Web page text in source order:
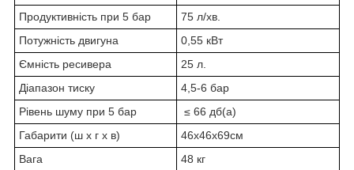
Продуктивність при 5 бар
75 л/хв.
Потужність двигуна
0,55 кВт
Ємність ресивера
25 л.
Діапазон тиску
4,5-6 бар
Рівень шуму при 5 бар
≤ 66 дб(а)
Габарити (ш х г х в)
46х46х69см
Вага
48 кг